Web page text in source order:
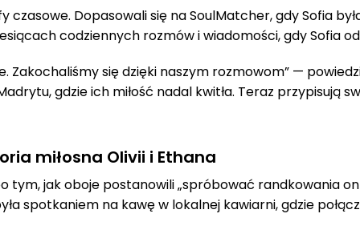
czasowe. Dopasowali się na SoulMatcher, gdy Sofia
codziennych rozmów i wiadomości, gdy Sofia
Zakochaliśmy się dzięki naszym rozmowom” —
gdzie ich miłość nadal kwitła. Teraz przypisują
miłosna Olivii i Ethana
tym, jak oboje postanowili „spróbować randkowania
spotkaniem na kawę w lokalnej kawiarni, gdzie